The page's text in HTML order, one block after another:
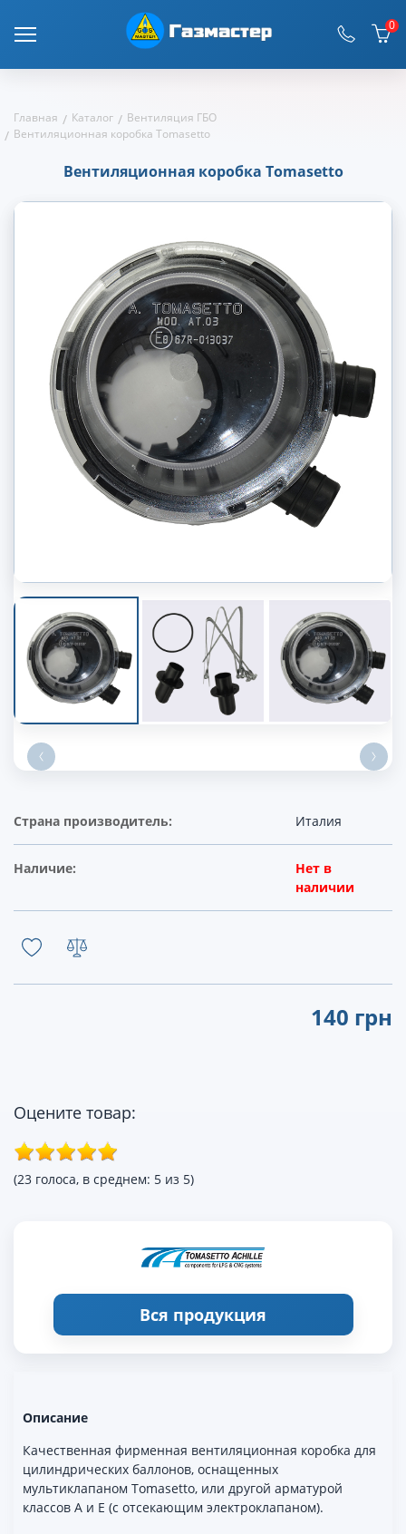
0
Главная Каталог
Вентиляция ГБО
Вентиляционная коробка Tomasetto
Вентиляционная коробка Tomasetto
Страна производитель: Италия
Наличие:
Нет в
наличии
140 грн
Оцените товар:
(23 голоса, в среднем: 5 из 5)
Вся продукция
Описание
Качественная фирменная вентиляционная коробка для
цилиндрических баллонов, оснащенных
мультиклапаном Tomasetto, или другой арматурой
классов А и Е (с отсекающим электроклапаном).